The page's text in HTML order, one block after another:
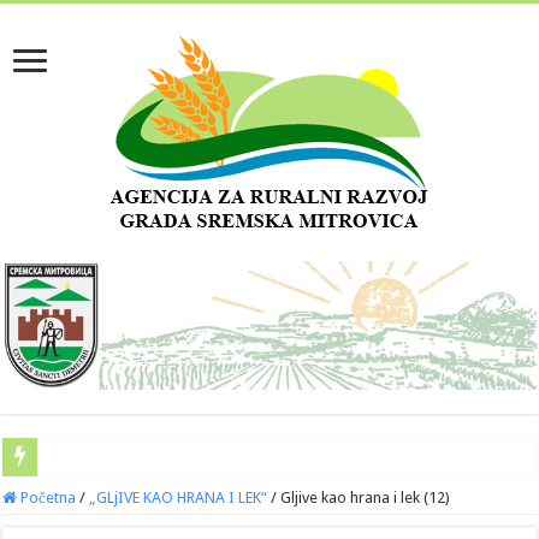
Početna / „GLjIVE KAO HRANA I LEK“ / Gljive kao hrana i lek (12)